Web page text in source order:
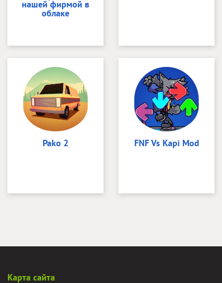
нашей фирмой в
облаке
Pako 2 FNF Vs Kapi Mod
Карта сайта